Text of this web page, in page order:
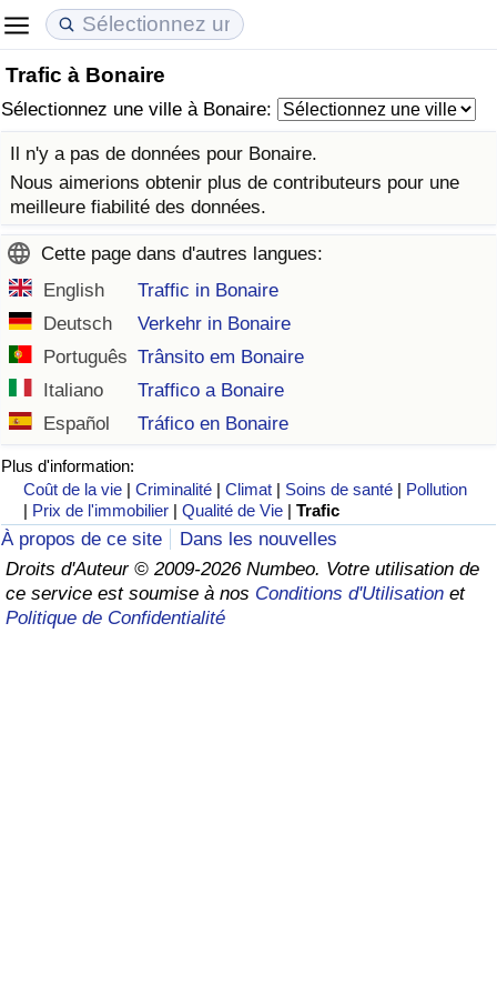
Trafic à Bonaire
Sélectionnez une ville à Bonaire:
Il n'y a pas de données pour Bonaire.
Nous aimerions obtenir plus de contributeurs pour une
meilleure fiabilité des données.
Cette page dans d'autres langues:
English
Traffic in Bonaire
Deutsch
Verkehr in Bonaire
Português Trânsito em Bonaire
Italiano
Traffico a Bonaire
Español
Tráfico en Bonaire
Plus d'information:
Coût de la vie |Criminalité |Climat | Soins de santé | Pollution
| Prix de l'immobilier |Qualité de Vie |Trafic
À propos de ce site
Dans les nouvelles
Droits d'Auteur © 2009-2026 Numbeo. Votre utilisation de
ce service est soumise à nos Conditions d'Utilisation et
Politique de Confidentialité
Coût de la vie
Indice du Coût de la Vie (Actuel)
Indice du Coût de la Vie
Indice du coût de la vie par pays
à Akaba
Prix de l'immobilier
Indice des Prix de l'immobilier (Actuel)
Indice des Prix de l'immobilier
Indice des Prix de l'immobilier par Pays
Qualité de Vie
Indice de Qualité de Vie
Indice de Qualité de Vie (Actuel)
Indice de qualité de vie par pays
Criminalité
Indice de Criminalité (Actuel)
Indice de Criminalité
Indice de criminalité par pays
Soins de santé
Indice des soins de santé (Actuel)